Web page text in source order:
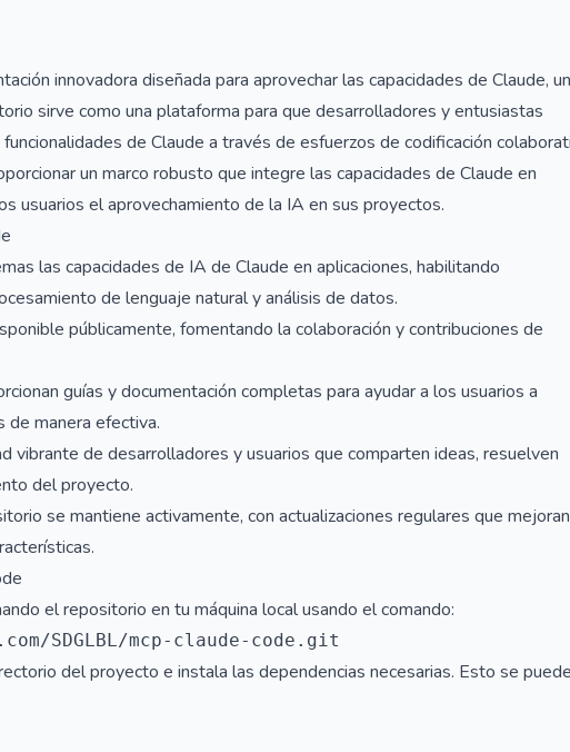
innovadora diseñada para aprovechar las capacidades de Claude, un
sirve como una plataforma para que desarrolladores y entusiastas
de Claude a través de esfuerzos de codificación
un marco robusto que integre las capacidades de Claude en
usuarios el aprovechamiento de la IA en sus proyectos.
las capacidades de IA de Claude en aplicaciones, habilitando
de lenguaje natural y análisis de datos.
públicamente, fomentando la colaboración y contribuciones de
guías y documentación completas para ayudar a los usuarios a
de manera efectiva.
vibrante de desarrolladores y usuarios que comparten ideas, resuelven
del proyecto.
se mantiene activamente, con actualizaciones regulares que
el repositorio en tu máquina local usando el comando:
del proyecto e instala las dependencias necesarias. Esto se puede